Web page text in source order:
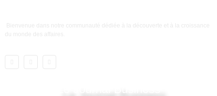
Bienvenue dans notre communauté dédiée à la découverte et à la croissance
du monde des affaires.